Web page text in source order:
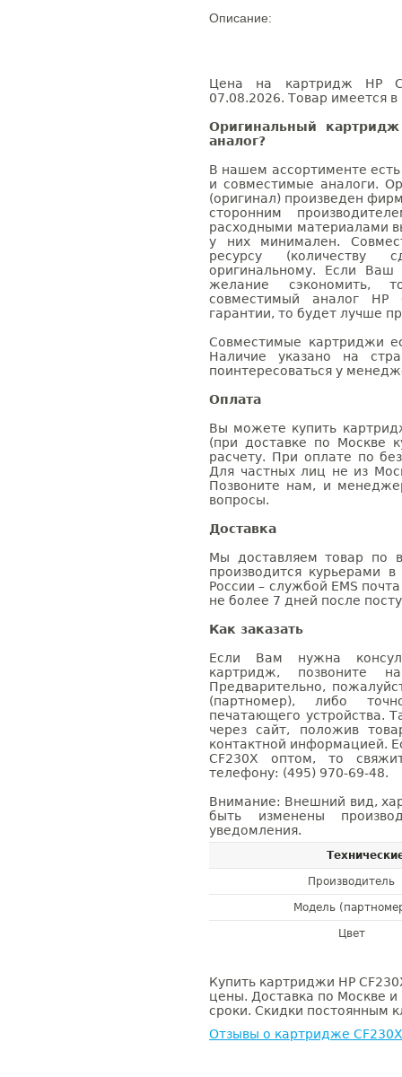
Описание:
Цена на картридж HP
07.08.2026. Товар имеется в
Оригинальный
аналог?
В нашем ассортименте
и совместимые аналоги.
(оригинал) произведен
сторонним
расходными материалами
у них минимален.
ресурсу (количеству
оригинальному. Если
желание сэкономить,
совместимый аналог
гарантии, то будет лучше
Совместимые картриджи
Наличие указано на
поинтересоваться у
Оплата
Вы можете купить
(при доставке по Москве
расчету. При оплате по
Для частных лиц не из
Позвоните нам, и
вопросы.
Доставка
Мы доставляем товар по
производится курьерами
России – службой EMS
не более 7 дней после
Как заказать
Если Вам нужна
картридж, позвоните
Предварительно,
(партномер), либо
печатающего устройства.
через сайт, положив
контактной информацией.
CF230X оптом, то
телефону: (495) 970-69-48.
Внимание: Внешний вид,
быть изменены
уведомления.
Производитель
Модель
Цвет
Купить картриджи HP
цены. Доставка по Москве и
сроки. Скидки постоянным
Отзывы о картридже CF230X